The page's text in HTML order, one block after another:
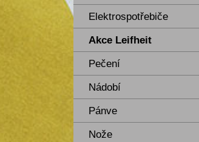
Elektrospotřebiče
Akce Leifheit
Pečení
Nádobí
Pánve
Nože